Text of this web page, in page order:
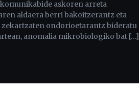
askoren arreta
aldaera berri bakoitzerantz eta
zekartzaten ondorioetarantz bideratu
anomalia mikrobiologiko bat […]